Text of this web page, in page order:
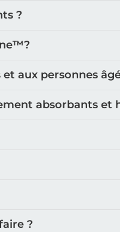
?
aux personnes
absorbants et
?